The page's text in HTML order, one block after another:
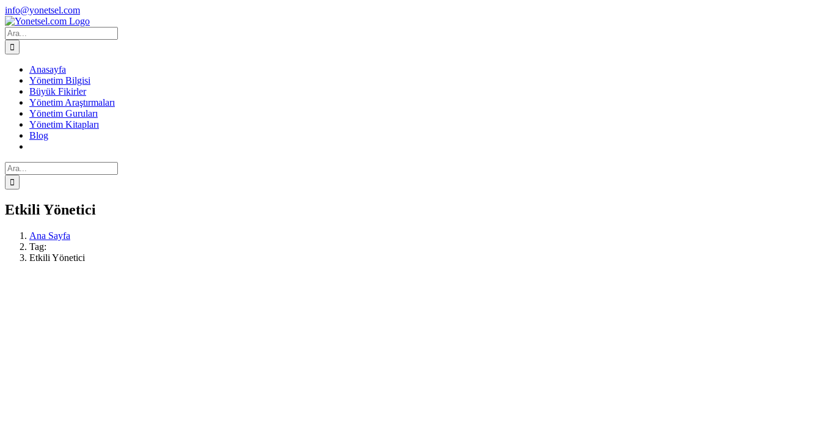
Skip
to
content
Facebook
X
Instagram
info@yonetsel.com
Ara:
Anasayfa
Yönetim Bilgisi
Büyük Fikirler
Yönetim Araştırmaları
Yönetim Guruları
Yönetim Kitapları
Blog
Ara:
Etkili Yönetici
Ana Sayfa
Tag:
Etkili Yönetici